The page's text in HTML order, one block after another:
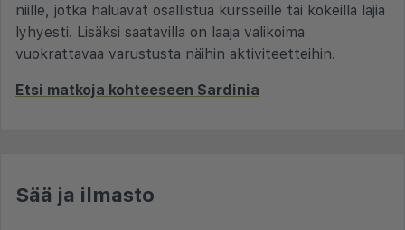
niille, jotka haluavat osallistua kursseille tai kokeilla lajia
lyhyesti. Lisäksi saatavilla on laaja valikoima
vuokrattavaa varustusta näihin aktiviteetteihin.
Etsi matkoja kohteeseen Sardinia
Sää ja ilmasto